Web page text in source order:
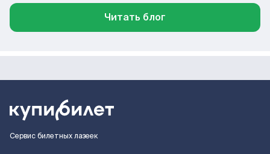
Читать блог
Сервис билетных лазеек